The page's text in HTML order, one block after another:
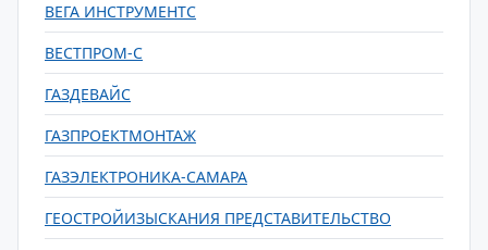
ВЕГА ИНСТРУМЕНТС
ВЕСТПРОМ-С
ГАЗДЕВАЙС
ГАЗПРОЕКТМОНТАЖ
ГАЗЭЛЕКТРОНИКА-САМАРА
ГЕОСТРОЙИЗЫСКАНИЯ ПРЕДСТАВИТЕЛЬСТВО